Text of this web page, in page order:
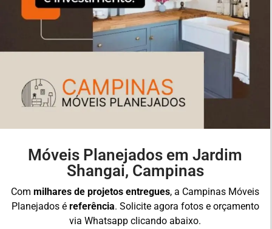
Móveis Planejados em Jardim
Shangai, Campinas
Com milhares de projetos entregues, a Campinas Móveis
Planejados é referência. Solicite agora fotos e orçamento
via Whatsapp clicando abaixo.